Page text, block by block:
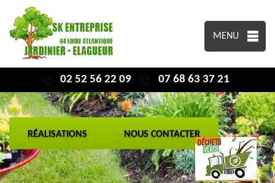
MENU
02 52 56 22 09 07 68 63 37 21
RÉALISATIONS NOUS CONTACTER